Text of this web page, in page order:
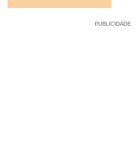
PUBLICIDADE